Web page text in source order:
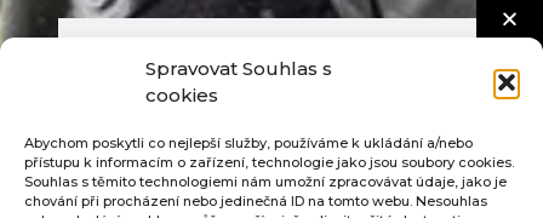
Spravovat Souhlas s
cookies
Abychom poskytli co nejlepší služby, používáme k ukládání a/nebo
přístupu k informacím o zařízení, technologie jako jsou soubory cookies.
Souhlas s těmito technologiemi nám umožní zpracovávat údaje, jako je
chování při procházení nebo jedinečná ID na tomto webu. Nesouhlas
DIČ CZ05391423